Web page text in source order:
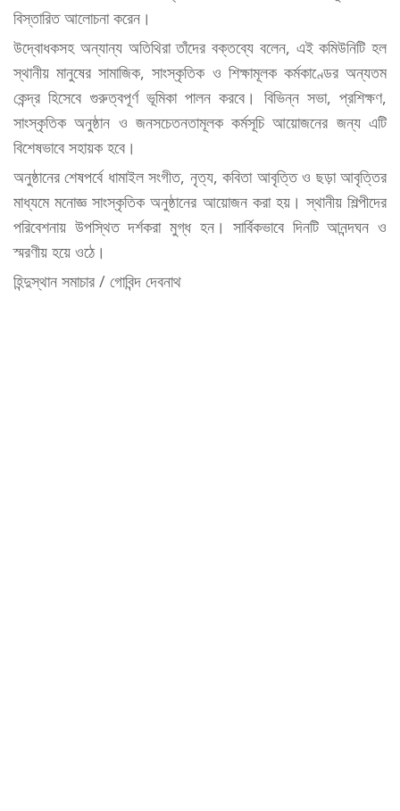
বিস্তারিত আলোচনা করেন।
উদ্বোধকসহ অন্যান্য অতিথিরা তাঁদের বক্তব্যে বলেন, এই কমিউনিটি হল
স্থানীয় মানুষের সামাজিক, সাংস্কৃতিক ও শিক্ষামূলক কর্মকাণ্ডের অন্যতম
কেন্দ্র হিসেবে গুরুত্বপূর্ণ ভূমিকা পালন করবে। বিভিন্ন সভা, প্রশিক্ষণ,
সাংস্কৃতিক অনুষ্ঠান ও জনসচেতনতামূলক কর্মসূচি আয়োজনের জন্য এটি
বিশেষভাবে সহায়ক হবে।
অনুষ্ঠানের শেষপর্বে ধামাইল সংগীত, নৃত্য, কবিতা আবৃত্তি ও ছড়া আবৃত্তির
মাধ্যমে মনোজ্ঞ সাংস্কৃতিক অনুষ্ঠানের আয়োজন করা হয়। স্থানীয় শিল্পীদের
পরিবেশনায় উপস্থিত দর্শকরা মুগ্ধ হন। সার্বিকভাবে দিনটি আনন্দঘন ও
স্মরণীয় হয়ে ওঠে।
হিন্দুস্থান সমাচার / গোবিন্দ দেবনাথ